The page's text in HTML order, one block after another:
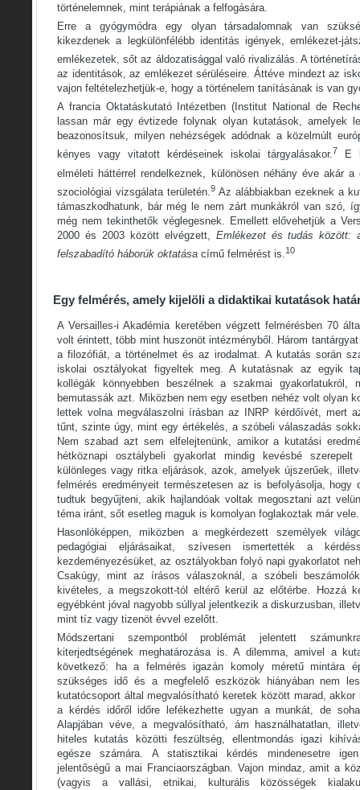
történelemnek, mint terápiának a felfogására.
Erre a gyógymódra egy olyan társadalomnak van
kikezdenek a legkülönfélébb identitás igények, emlékezet-
emlékezetek, sőt az áldozatisággal való rivalizálás. A
az identitások, az emlékezet sérüléseire. Áttéve mindezt az
vajon feltételezhetjük-e, hogy a történelem tanításának is van
A francia Oktatáskutató Intézetben (Institut National de
lassan már egy évtizede folynak olyan kutatások, amelyek
beazonosítsuk, milyen nehézségek adódnak a közelmúlt
kényes vagy vitatott kérdéseinek iskolai tárgyalásakor.7
E
elméleti háttérrel rendelkeznek, különösen néhány éve akár a
szociológiai vizsgálata területén.9 Az alábbiakban ezeknek a
támaszkodhatunk, bár még le nem zárt munkákról van szó,
még nem tekinthetők véglegesnek. Emellett elővehetjük a
2000 és 2003 között elvégzett, Emlékezet és tudás között:
felszabadító háborúk oktatása című felmérést is.10
Egy felmérés, amely kijelöli a didaktikai kutatások
A Versailles-i Akadémia keretében végzett felmérésben 70
volt érintett, több mint huszonöt intézményből. Három
a filozófiát, a történelmet és az irodalmat. A kutatás során
iskolai osztályokat figyeltek meg. A kutatásnak az egyik
kollégák könnyebben beszélnek a szakmai gyakorlatukról,
bemutassák azt. Miközben nem egy esetben nehéz volt olyan
lettek volna megválaszolni írásban az INRP kérdőívét, mert
tűnt, szinte úgy, mint egy értékelés, a szóbeli válaszadás
Nem szabad azt sem elfelejtenünk, amikor a kutatási
hétköznapi osztálybeli gyakorlat mindig kevésbé
különleges vagy ritka eljárások, azok, amelyek újszerűek,
felmérés eredményeit természetesen az is befolyásolja, hogy
tudtuk begyűjteni, akik hajlandóak voltak megosztani azt
téma iránt, sőt esetleg maguk is komolyan foglakoztak már vele.
Hasonlóképpen, miközben a megkérdezett személyek
pedagógiai eljárásaikat, szívesen ismertették a
kezdeményezésüket, az osztályokban folyó napi gyakorlatot
Csakúgy, mint az írásos válaszoknál, a szóbeli
kivételes, a megszokott-tól eltérő kerül az előtérbe. Hozzá
egyébként jóval nagyobb súllyal jelentkezik a diskurzusban,
mint tíz vagy tizenöt évvel ezelőtt.
Módszertani szempontból problémát jelentett
kiterjedtségének meghatározása is. A dilemma, amivel a
következő: ha a felmérés igazán komoly méretű mintára
szükséges idő és a megfelelő eszközök hiányában nem
kutatócsoport által megvalósítható keretek között marad,
a kérdés időről időre lefékezhette ugyan a munkát, de
Alapjában véve, a megvalósítható, ám használhatatlan,
hiteles kutatás közötti feszültség, ellentmondás igazi
egésze számára. A statisztikai kérdés mindenesetre
jelentőségű a mai Franciaországban. Vajon mindaz, amit a
(vagyis a vallási, etnikai, kulturális közösségek